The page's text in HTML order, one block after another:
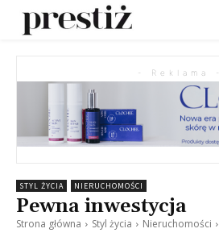
- Reklama -
STYL ŻYCIA NIERUCHOMOŚCI
Pewna inwestycja
Strona główna Styl życia Nieruchomości